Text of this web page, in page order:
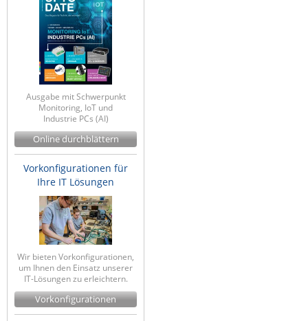
Ausgabe mit Schwerpunkt
Monitoring, IoT und
Industrie PCs (AI)
Online durchblättern
Vorkonfigurationen für
Ihre IT Lösungen
Wir bieten Vorkonfigurationen,
um Ihnen den Einsatz unserer
IT-Lösungen zu erleichtern.
Vorkonfigurationen